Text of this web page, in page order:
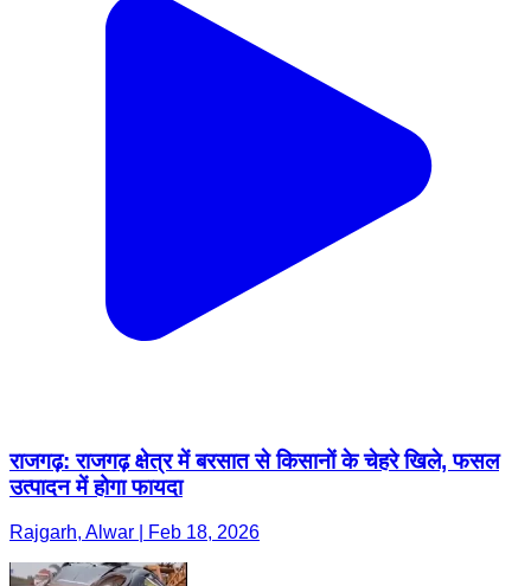
राजगढ़: राजगढ़ क्षेत्र में बरसात से किसानों के चेहरे खिले, फसल
उत्पादन में होगा फायदा
Rajgarh, Alwar | Feb 18, 2026